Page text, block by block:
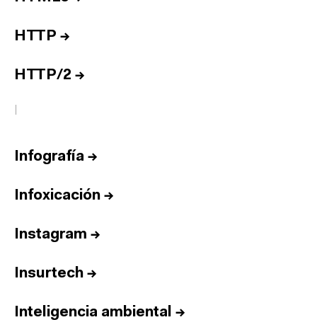
HTTP →
HTTP/2 →
I
Infografía →
Infoxicación →
Instagram →
Insurtech →
Inteligencia ambiental →